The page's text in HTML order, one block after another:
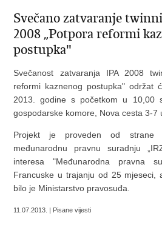
Svečano zatvaranje
2008 „Potpora reformi
postupka"
Svečanost zatvaranja IPA 2008
reformi kaznenog postupka" održat
2013. godine s početkom u 10,00
gospodarske komore, Nova cesta 3-7
Projekt je proveden od strane
međunarodnu pravnu suradnju
interesa "Međunarodna pravna
Francuske u trajanju od 25 mjeseci,
bilo je Ministarstvo pravosuđa.
11.07.2013. | Pisane vijesti